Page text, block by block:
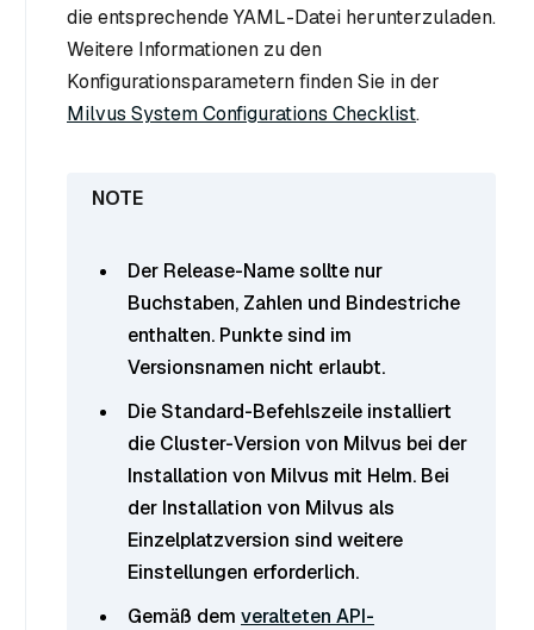
die entsprechende YAML-Datei herunterzuladen.
Weitere Informationen zu den
Konfigurationsparametern finden Sie in der
Milvus System Configurations Checklist.
Der Release-Name sollte nur
Buchstaben, Zahlen und Bindestriche
enthalten. Punkte sind im
Versionsnamen nicht erlaubt.
Die Standard-Befehlszeile installiert
die Cluster-Version von Milvus bei der
Installation von Milvus mit Helm. Bei
der Installation von Milvus als
Einzelplatzversion sind weitere
Einstellungen erforderlich.
Gemäß dem veralteten API-